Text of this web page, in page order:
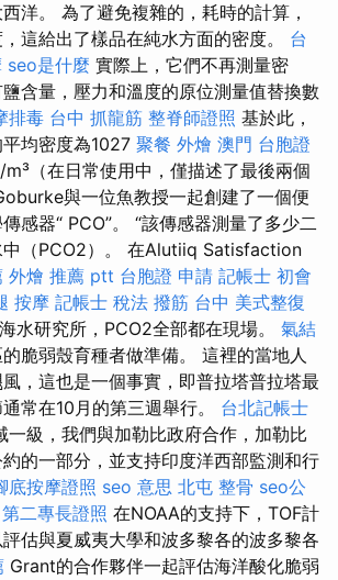
洋。 為了避免複雜的，耗時的計算，
這給出了樣品在純水方面的密度。 台
seo是什麼 實際上，它們不再測量密
含量，壓力和溫度的原位測量值替換數
排毒 台中 抓龍筋 整脊師證照 基於此，
均密度為1027 聚餐 外燴 澳門 台胞證
（在日常使用中，僅描述了最後兩個
與一位魚教授一起創建了一個便
感器“ PCO”。 “該傳感器測量了多少二
中（PCO2）。 在Alutiiq Satisfaction
外燴 推薦 ptt 台胞證 申請 記帳士 初會
按摩 記帳士 稅法 撥筋 台中 美式整復
水研究所，PCO2全部都在現場。 氣結
脆弱殼育種者做準備。 這裡的當地人
，這也是一個事實，即普拉塔普拉塔最
常在10月的第三週舉行。 台北記帳士
一級，我們與加勒比政府合作，加勒比
的一部分，並支持印度洋西部監測和行
底按摩證照 seo 意思 北屯 整骨 seo公
第二專長證照 在NOAA的支持下，TOF計
估與夏威夷大學和波多黎各的波多黎各
Grant的合作夥伴一起評估海洋酸化脆弱